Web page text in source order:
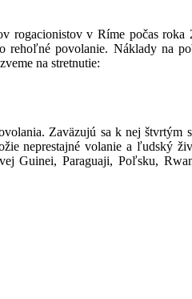
rogacionistov v Ríme počas roka
rehoľné povolanie. Náklady na
na stretnutie:
Zaväzujú sa k nej štvrtým
neprestajné volanie a ľudský
Guinei, Paraguaji, Poľsku,